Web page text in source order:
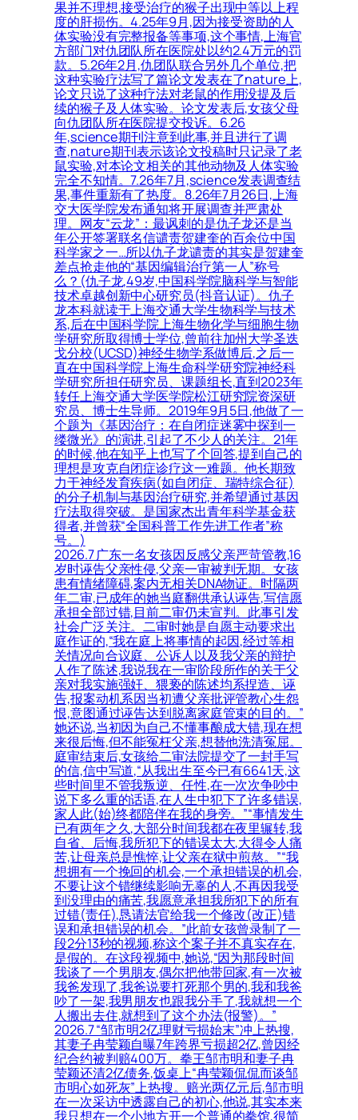
果并不理想,接受治疗的猴子出现中等以上程
度的肝损伤。4.25年9月,因为接受资助的人
体实验没有完整报备等事项,这个事情,上海官
方部门对仇团队所在医院处以约2.4万元的罚
款。5.26年2月,仇团队联合另外几个单位,把
这种实验疗法写了篇论文发表在了nature上,
论文只说了这种疗法对老鼠的作用没提及后
续的猴子及人体实验。论文发表后,女孩父母
向仇团队所在医院提交投诉。6.26
年,science期刊注意到此事,并且进行了调
查,nature期刊表示该论文投稿时只记录了老
鼠实验,对本论文相关的其他动物及人体实验
完全不知情。7.26年7月,science发表调查结
果,事件重新有了热度。8.26年7月26日,上海
交大医学院发布通知将开展调查并严肃处
理。网友“云龙”：最讽刺的是仇子龙还是当
年公开签署联名信谴责贺建奎的百余位中国
科学家之一…所以仇子龙谴责的其实是贺建奎
差点抢走他的“基因编辑治疗第一人”称号
么？(仇子龙,49岁,中国科学院脑科学与智能
技术卓越创新中心研究员(抖音认证)。仇子
龙本科就读于上海交通大学生物科学与技术
系,后在中国科学院上海生物化学与细胞生物
学研究所取得博士学位,曾前往加州大学圣迭
戈分校(UCSD)神经生物学系做博后,之后一
直在中国科学院上海生命科学研究院神经科
学研究所担任研究员、课题组长,直到2023年
转任上海交通大学医学院松江研究院资深研
究员、博士生导师。2019年9月5日,他做了一
个题为《基因治疗：在自闭症迷雾中探到一
缕微光》的演讲,引起了不少人的关注。21年
的时候,他在知乎上也写了个回答,提到自己的
理想是攻克自闭症诊疗这一难题。他长期致
力于神经发育疾病(如自闭症、瑞特综合征)
的分子机制与基因治疗研究,并希望通过基因
疗法取得突破。是国家杰出青年科学基金获
得者,并曾获“全国科普工作先进工作者”称
号。)
2026.7 广东一名女孩因反感父亲严苛管教,16
岁时诬告父亲性侵,父亲一审被判无期。女孩
患有情绪障碍,案内无相关DNA物证。时隔两
年二审,已成年的她当庭翻供承认诬告,写信愿
承担全部过错,目前二审仍未宣判。此事引发
社会广泛关注。二审时她是自愿主动要求出
庭作证的,“我在庭上将事情的起因,经过等相
关情况向合议庭、公诉人以及我父亲的辩护
人作了陈述,我说我在一审阶段所作的关于父
亲对我实施强奸、猥亵的陈述均系捏造、诬
告,报案动机系因当初遭父亲批评管教心生怨
恨,意图通过诬告达到脱离家庭管束的目的。”
她还说,当初因为自己不懂事酿成大错,现在想
来很后悔,但不能冤枉父亲,想替他洗清冤屈。
庭审结束后,女孩给二审法院提交了一封手写
的信,信中写道,“从我出生至今已有6641天,这
些时间里不管我叛逆、任性,在一次次争吵中
说下多么重的话语,在人生中犯下了许多错误,
家人此(始)终都陪伴在我的身旁。”“事情发生
已有两年之久,大部分时间我都在夜里辗转,我
自省、后悔,我所犯下的错误太大,大得令人痛
苦,让母亲总是憔悴,让父亲在狱中煎熬。”“我
想拥有一个挽回的机会,一个承担错误的机会,
不要让这个错继续影响无辜的人,不再因我受
到没理由的痛苦,我愿意承担我所犯下的所有
过错(责任),恳请法官给我一个修改(改正)错
误和承担错误的机会。”此前女孩曾录制了一
段2分13秒的视频,称这个案子并不真实存在,
是假的。在这段视频中,她说,“因为那段时间
我谈了一个男朋友,偶尔把他带回家,有一次被
我爸发现了,我爸说要打死那个男的,我和我爸
吵了一架,我男朋友也跟我分手了,我就想一个
人搬出去住,就想到了这个办法(报警)。”
2026.7 “邹市明2亿理财亏损始末”冲上热搜,
其妻子冉莹颖自曝7年跨界亏损超2亿,曾因经
纪合约被判赔400万。拳王邹市明和妻子冉
莹颖还清2亿债务,饭桌上“冉莹颖侃侃而谈邹
市明心如死灰”上热搜。赔光两亿元后,邹市明
在一次采访中透露自己的初心,他说,其实本来
我只想在一个小地方开一个普通的拳馆,很简